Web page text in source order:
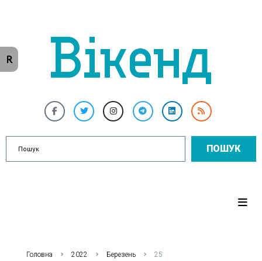
ПОШУК
Головна 2022 Березень 25
R